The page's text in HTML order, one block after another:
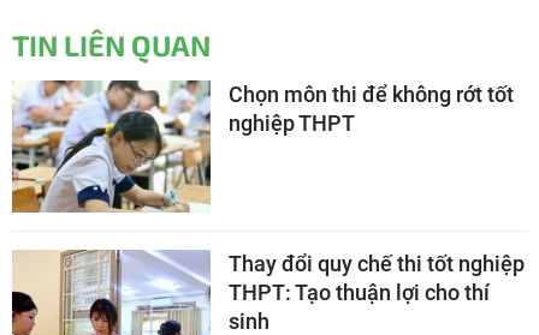
TIN LIÊN QUAN
Chọn môn thi để không rớt tốt
nghiệp THPT
Thay đổi quy chế thi tốt nghiệp
THPT: Tạo thuận lợi cho thí
sinh